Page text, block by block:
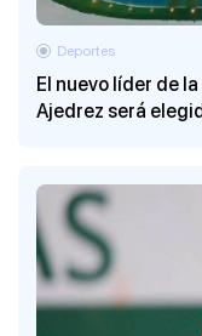
El nuevo líder de
Ajedrez será
Deportes